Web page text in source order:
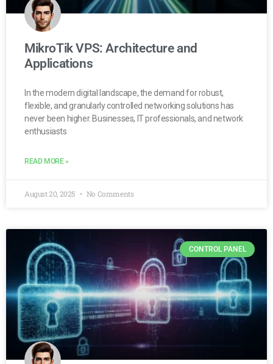
MikroTik VPS: Architecture and
Applications
In the modern digital landscape, the demand for robust,
flexible, and granularly controlled networking solutions has
never been higher. Businesses, IT professionals, and network
enthusiasts
READ MORE »
August 20, 2025 No Comments
CONTROL PANEL